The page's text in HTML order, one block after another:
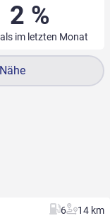
2 %
im letzten Monat
6 14 km